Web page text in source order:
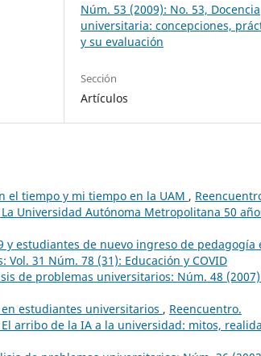
Núm. 53 (2009): No. 53, Docencia
universitaria: concepciones,
y su evaluación
Sección
Artículos
el tiempo y mi tiempo en la UAM ,
Universidad Autónoma Metropolitana 50
y estudiantes de nuevo ingreso de pedagogía
31 Núm. 78 (31): Educación y COVID
de problemas universitarios: Núm. 48
estudiantes universitarios , Reencuentro.
arribo de la IA a la universidad: mitos,